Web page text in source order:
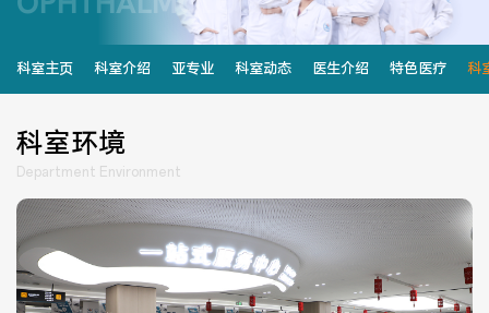
医院简介 医院文化
设施设备 环境照片
党建阵地 党建动态
榜样力量 学习资料
科室主页 科室介绍 亚专业 科室动态 医生介绍 特色医疗 科
科室环境
Department Environment